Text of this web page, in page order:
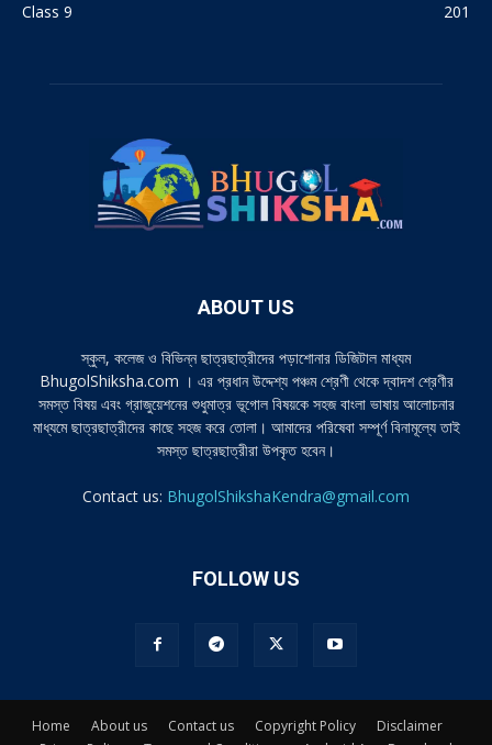
Class 9
201
ABOUT US
স্কুল, কলেজ ও বিভিন্ন ছাত্রছাত্রীদের পড়াশোনার ডিজিটাল মাধ্যম
BhugolShiksha.com । এর প্রধান উদ্দেশ্য পঞ্চম শ্রেণী থেকে দ্বাদশ শ্রেণীর
সমস্ত বিষয় এবং গ্রাজুয়েশনের শুধুমাত্র ভূগোল বিষয়কে সহজ বাংলা ভাষায় আলোচনার
মাধ্যমে ছাত্রছাত্রীদের কাছে সহজ করে তোলা। আমাদের পরিষেবা সম্পূর্ণ বিনামূল্যে তাই
সমস্ত ছাত্রছাত্রীরা উপকৃত হবেন।
Contact us: BhugolShikshaKendra@gmail.com
FOLLOW US
Home About us Contact us Copyright Policy
Disclaimer